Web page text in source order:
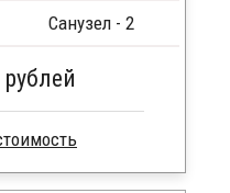
Санузел - 2
рублей